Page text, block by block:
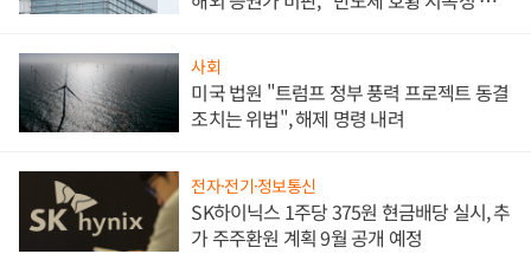
사회
미국 법원 "트럼프 정부 풍력 프로젝트 동결
조치는 위법", 해제 명령 내려
전자·전기·정보통신
SK하이닉스 1주당 375원 현금배당 실시, 추
가 주주환원 계획 9월 공개 예정